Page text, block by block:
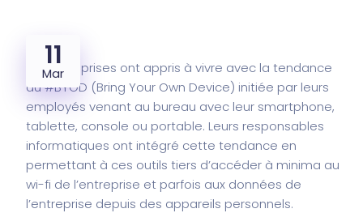
11
Mar
Les entreprises ont appris à vivre avec la tendance
du #BYOD (Bring Your Own Device) initiée par leurs
employés venant au bureau avec leur smartphone,
tablette, console ou portable. Leurs responsables
informatiques ont intégré cette tendance en
permettant à ces outils tiers d’accéder à minima au
wi-fi de l’entreprise et parfois aux données de
l’entreprise depuis des appareils personnels.